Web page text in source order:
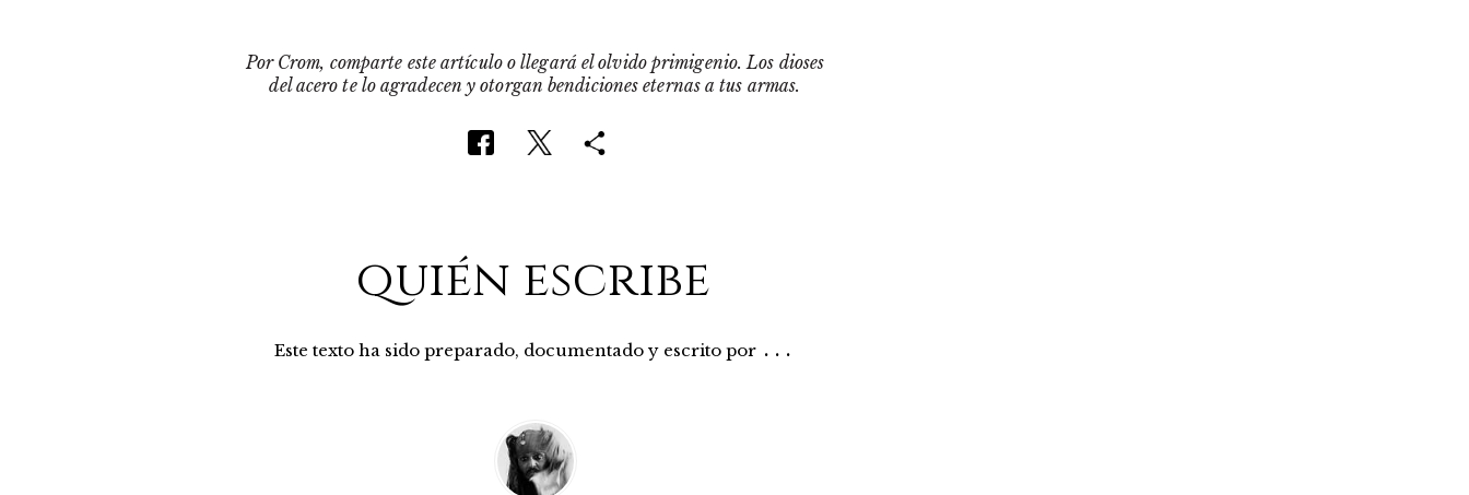
Por Crom, comparte este artículo o llegará el olvido primigenio. Los dioses
del acero te lo agradecen y otorgan bendiciones eternas a tus armas.
quién escribe
Este texto ha sido preparado, documentado y escrito por ...